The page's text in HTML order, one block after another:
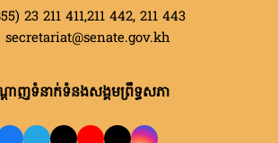
23 211 411,211 442, 211 443
secretariat@senate.gov.kh
ាញទំនាក់ទំនងសង្គមព្រឹទ្ធសភា